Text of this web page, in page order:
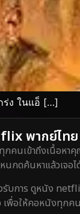
ร่ง ในแอ็ […]
พากย์ไท
นเข้าถึงเนื้อหา
กดค้นหาแล้วเจ
งรับการ ดูหนัง
เพื่อให้คอหนังทุก